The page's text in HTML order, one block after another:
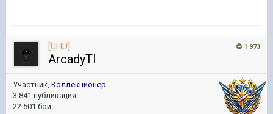
1 973
[UHU]
ArcadyTI
Участник, Коллекционер
3 841 публикация
22 501 бой